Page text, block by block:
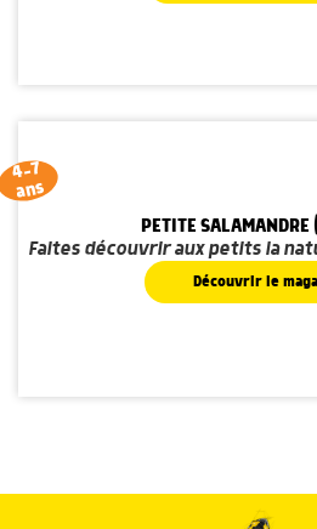
4-7
ans
PETITE
Faites découvrir aux petits la
Découvrir le